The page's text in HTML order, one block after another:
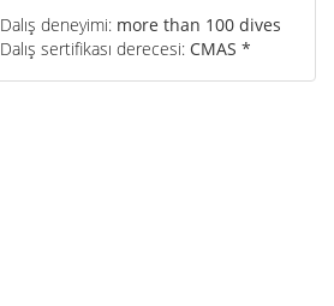
Dalış deneyimi: more than 100 dives
Dalış sertifikası derecesi: CMAS *